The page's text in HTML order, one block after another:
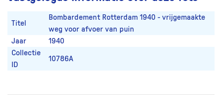
Titel
Bombardement Rotterdam 1940 - vrijgemaakte
weg voor afvoer van puin
Jaar
1940
Collectie
ID
10786A